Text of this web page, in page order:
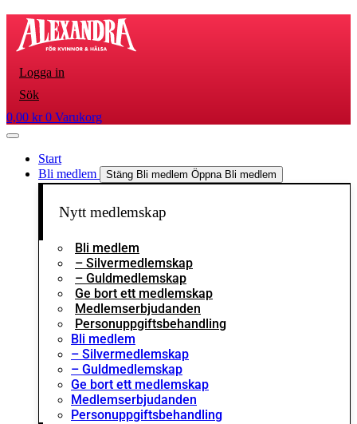
Hoppa
innehåll
Logga in
Sök
0,00 kr 0 Varukorg
Start
Bli medlem
Stäng Bli medlem Öppna Bli medlem
Nytt medlemskap
Bli medlem
– Silvermedlemskap
– Guldmedlemskap
Ge bort ett medlemskap
Medlemserbjudanden
Personuppgiftsbehandling
Bli medlem
– Silvermedlemskap
– Guldmedlemskap
Ge bort ett medlemskap
Medlemserbjudanden
Personuppgiftsbehandling